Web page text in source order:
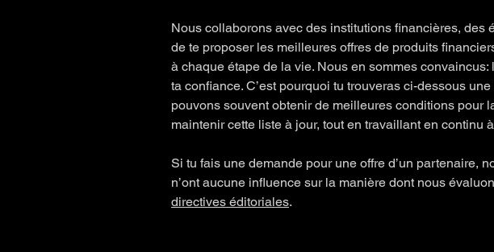
Nous collaborons avec des institutions financières, des
de te proposer les meilleures offres de produits
à chaque étape de la vie. Nous en sommes
ta confiance. C’est pourquoi tu trouveras ci-dessous
pouvons souvent obtenir de meilleures conditions pour
maintenir cette liste à jour, tout en travaillant en continu
Si tu fais une demande pour une offre d’un partenaire,
n’ont aucune influence sur la manière dont nous
directives éditoriales.